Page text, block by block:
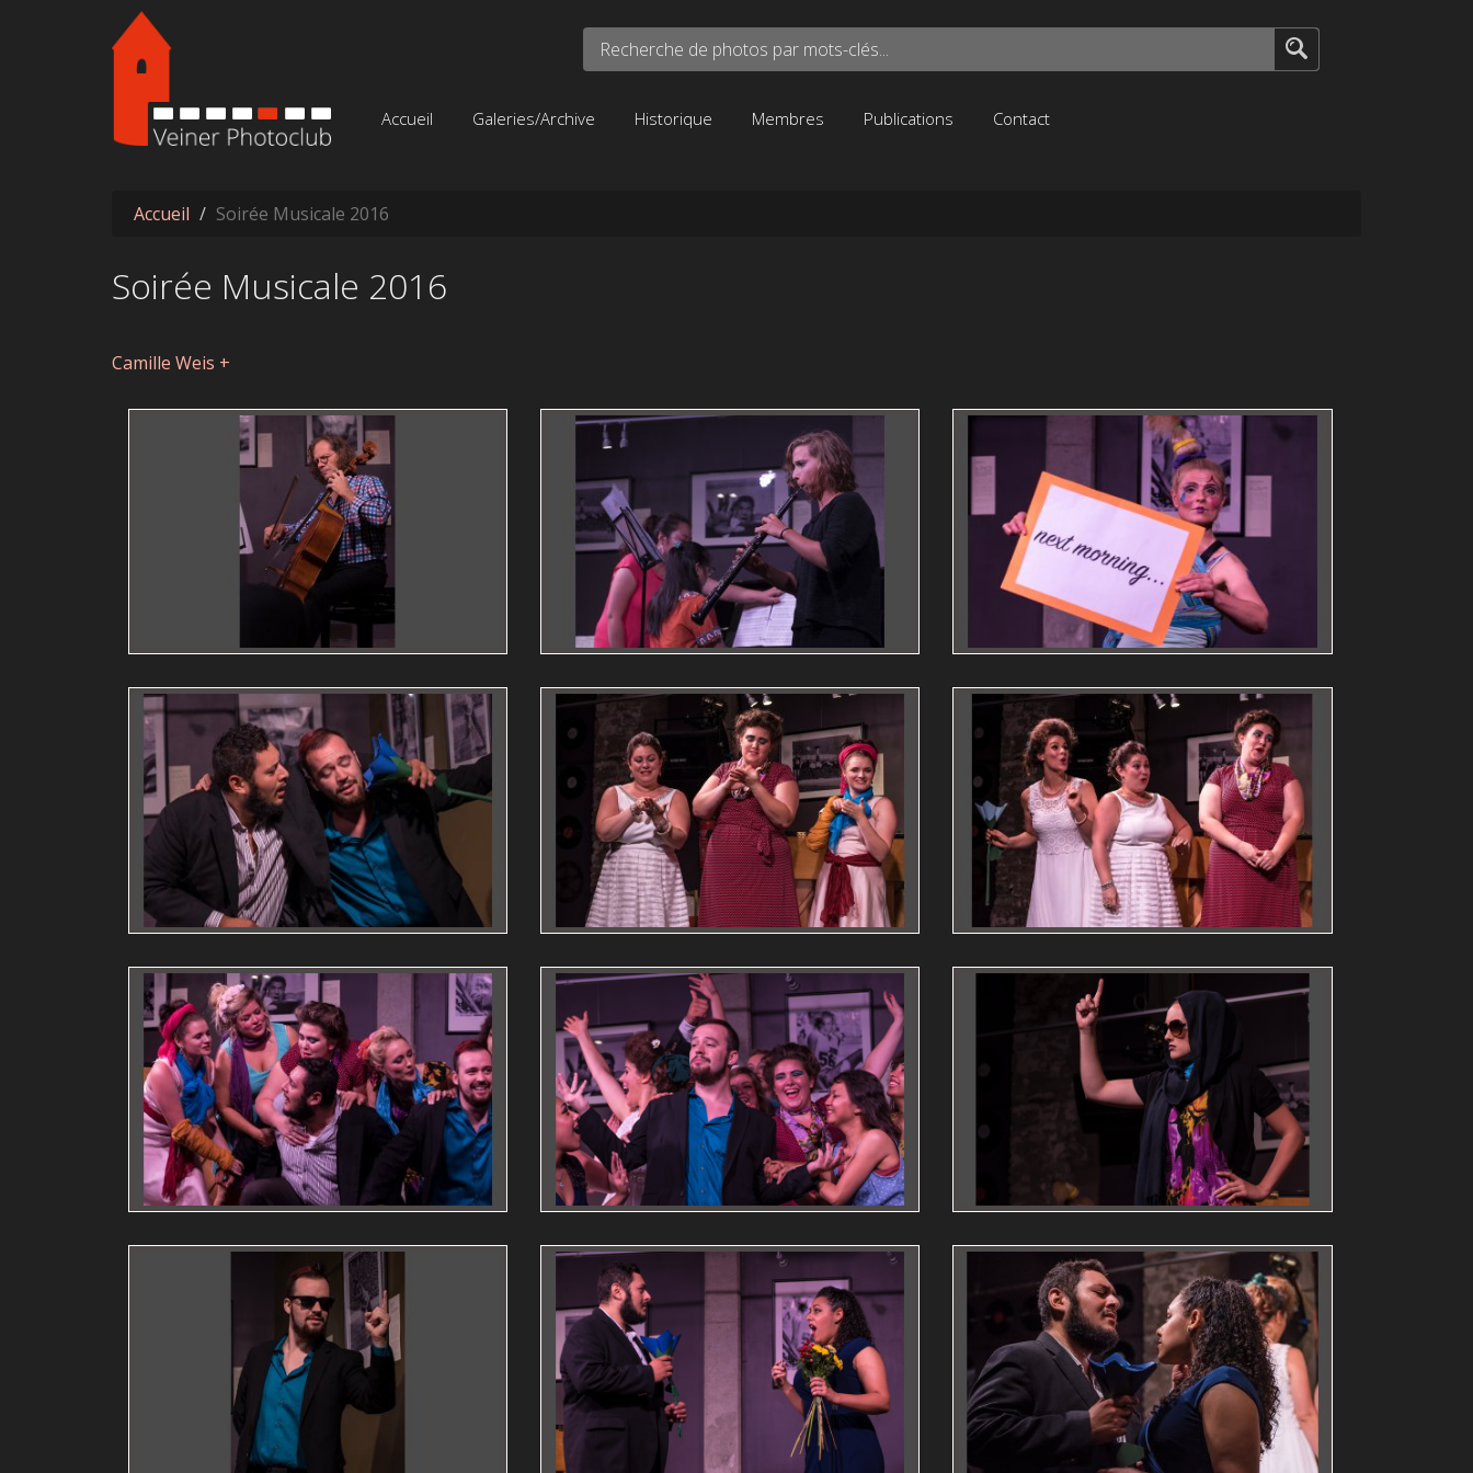
Aller au contenu principal
Recherche de photos par mots-clés...
Accueil Galeries/Archive Historique Membres Publications Contact
Accueil Soirée Musicale 2016
Soirée Musicale 2016
Camille Weis +